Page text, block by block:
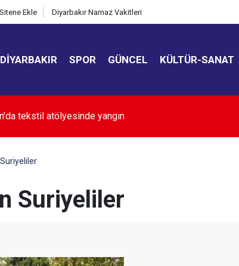
Sitene Ekle Diyarbakır Namaz Vakitleri
DIYARBAKIR SPOR GÜNCEL KÜLTÜR-SANAT
yedi ayında 231 kadın katledildi!
Suriyeliler